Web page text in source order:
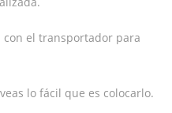
con el transportador para
lo fácil que es colocarlo.